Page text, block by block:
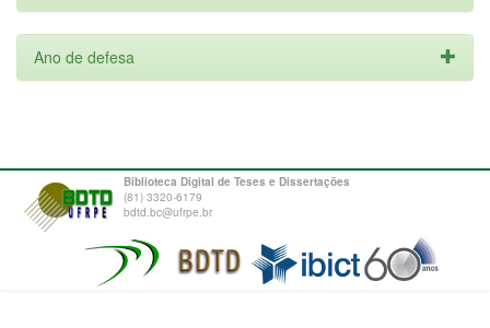
Ano de defesa
Biblioteca Digital de Teses e Dissertações
(81) 3320-6179
bdtd.bc@ufrpe.br